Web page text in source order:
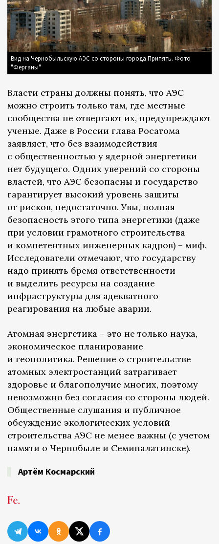
Вид на Чернобыльскую АЭС со стороны города Припять. Фото
"Ферганы"
Власти страны должны понять, что АЭС
можно строить только там, где местные
сообщества не отвергают их, предупреждают
ученые. Даже в России глава Росатома
заявляет, что без взаимодействия
с общественностью у ядерной энергетики
нет будущего. Одних уверений со стороны
властей, что АЭС безопасны и государство
гарантирует высокий уровень защиты
от рисков, недостаточно. Увы, полная
безопасность этого типа энергетики (даже
при условии грамотного строительства
и компетентных инженерных кадров) – миф.
Исследователи отмечают, что государству
надо принять бремя ответственности
и выделить ресурсы на создание
инфраструктуры для адекватного
реагирования на любые аварии.
Атомная энергетика – это не только наука,
экономическое планирование
и геополитика. Решение о строительстве
атомных электростанций затрагивает
здоровье и благополучие многих, поэтому
невозможно без согласия со стороны людей.
Общественные слушания и публичное
обсуждение экологических условий
строительства АЭС не менее важны (с учетом
памяти о Чернобыле и Семипалатинске).
Артём Космарский